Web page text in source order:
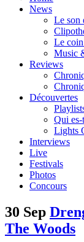
News
Le son
Le coin
Music
Reviews
Découvertes
Qui es-
Lights
Interviews
Live
Festivals
Photos
Concours
30 Sep
The Woods